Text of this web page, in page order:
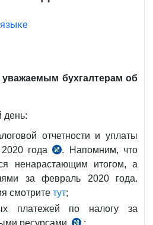
бухгалтерам об
день:
отчетности и уплаты
года
ч.1
и
2
ст.273
НК
. Напомним, что
ненарастающим итогом, а
за февраль 2020 года.
смотрите тут;
платежей по налогу за
ресурсами
: